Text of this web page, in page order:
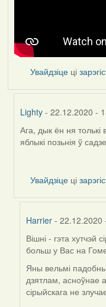
Увайдзіце ці
Lighty - 22.12.2020 -
In
reply
Feather
Ага, дык ён ня толькі
яблыкі позьнія ў
Увайдзіце ці
Harrier - 22.12.2020
In
reply
to
by
Lighty
Вішні - гэта хутчэй
больш у Вас на
Яны вельмі
дзятлам, асноўнае
сірыйскага не